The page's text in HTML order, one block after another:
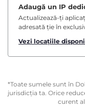
Adaugă un IP
Actualizează-ți
adresată ție în
Vezi locațiile
*Toate sumele sunt în
jurisdicția ta. Orice
curent